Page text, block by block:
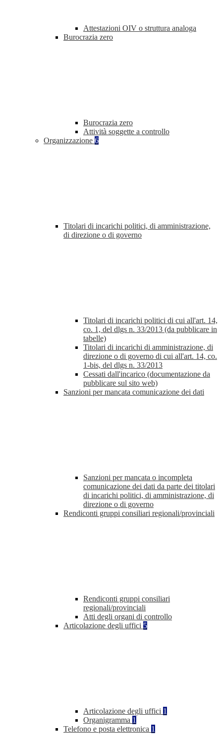
Attestazioni OIV o struttura analoga
Burocrazia zero
Burocrazia zero
Attività soggette a controllo
Organizzazione 6
Titolari di incarichi politici, di amministrazione,
di direzione o di governo
Titolari di incarichi politici di cui all'art. 14,
co. 1, del dlgs n. 33/2013 (da pubblicare in
tabelle)
Titolari di incarichi di amministrazione, di
direzione o di governo di cui all'art. 14, co.
1-bis, del dlgs n. 33/2013
Cessati dall'incarico (documentazione da
pubblicare sul sito web)
Sanzioni per mancata comunicazione dei dati
Sanzioni per mancata o incompleta
comunicazione dei dati da parte dei titolari
di incarichi politici, di amministrazione, di
direzione o di governo
Rendiconti gruppi consiliari regionali/provinciali
Rendiconti gruppi consiliari
regionali/provinciali
Atti degli organi di controllo
Articolazione degli uffici 5
Articolazione degli uffici 1
Organigramma 1
Telefono e posta elettronica 1